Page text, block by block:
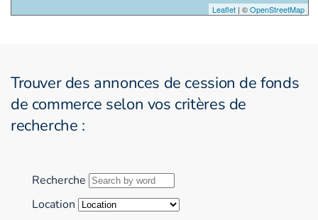
Leaflet | ©OpenStreetMap
Trouver des annonces de cession de fonds
de commerce selon vos critères de
recherche :
Recherche
Location